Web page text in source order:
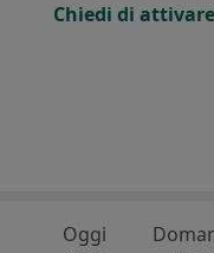
Chiedi di
Oggi